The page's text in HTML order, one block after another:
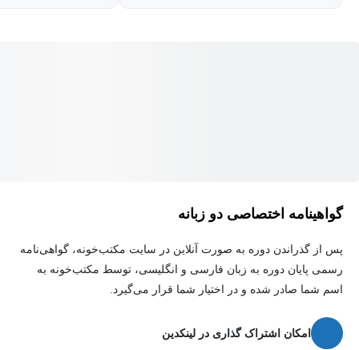
گواهینامه اختصاصی دو زبانه
پس از گذراندن دوره به صورت آنلاین در سایت مکتب‌خونه، گواهی‌نامه
رسمی پایان دوره به زبان فارسی و انگلیسی، توسط مکتب‌خونه به
اسم شما صادر شده و در اختیار شما قرار می‌گیرد.
امکان اشتراک گذاری در لینکدین